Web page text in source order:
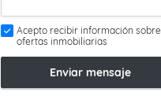
Acepto recibir información sobre
ofertas inmobiliarias
Enviar mensaje